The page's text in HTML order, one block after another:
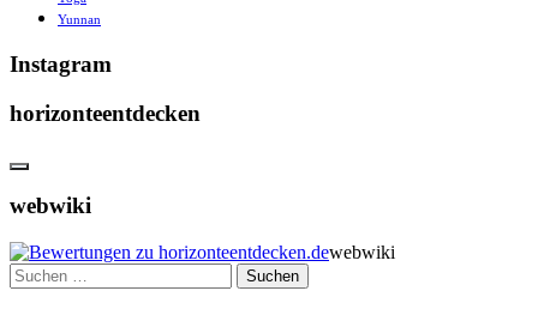
Yunnan
Instagram
horizonteentdecken
webwiki
webwiki
Suchen
nach: